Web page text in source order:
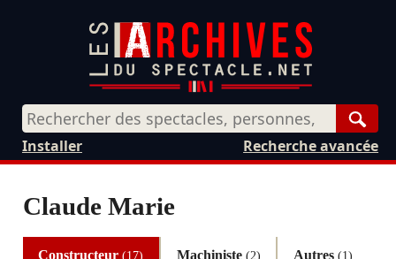
Recherche avancée
Installer
Claude Marie
Constructeur(17) Machiniste (2) Autres(1)